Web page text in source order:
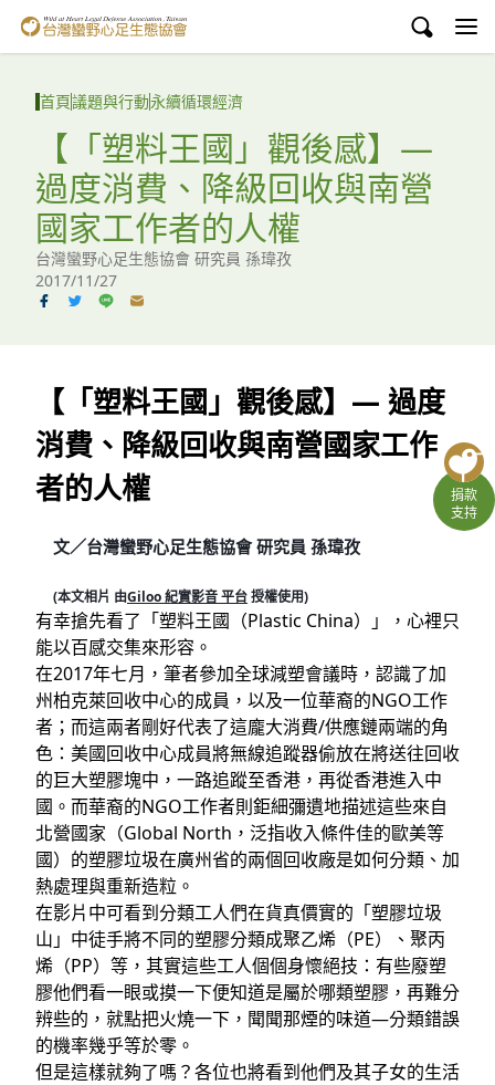
台灣蠻野心足生態協會
議題與行動
環境教育
白海豚媽祖宮
支持蠻野
YouTube
捐款
支持
首頁議題與行動永續循環經濟
【「塑料王國」觀後感】—
過度消費、降級回收與南營
國家工作者的人權
台灣蠻野心足生態協會 研究員 孫瑋孜
2017/11/27
【「塑料王國」觀後感】— 過度
消費、降級回收與南營國家工作
者的人權
文／台灣蠻野心足生態協會 研究員 孫瑋孜
(本文相片 由Giloo 紀實影音 平台 授權使用)
有幸搶先看了「塑料王國（Plastic China）」，心裡只
能以百感交集來形容。
在2017年七月，筆者參加全球減塑會議時，認識了加
州柏克萊回收中心的成員，以及一位華裔的NGO工作
者；而這兩者剛好代表了這龐大消費/供應鏈兩端的角
色：美國回收中心成員將無線追蹤器偷放在將送往回收
的巨大塑膠塊中，一路追蹤至香港，再從香港進入中
國。而華裔的NGO工作者則鉅細彌遺地描述這些來自
北營國家（Global North，泛指收入條件佳的歐美等
國）的塑膠垃圾在廣州省的兩個回收廠是如何分類、加
熱處理與重新造粒。
在影片中可看到分類工人們在貨真價實的「塑膠垃圾
山」中徒手將不同的塑膠分類成聚乙烯（PE）、聚丙
烯（PP）等，其實這些工人個個身懷絕技：有些廢塑
膠他們看一眼或摸一下便知道是屬於哪類塑膠，再難分
辨些的，就點把火燒一下，聞聞那煙的味道—分類錯誤
的機率幾乎等於零。
但是這樣就夠了嗎？各位也將看到他們及其子女的生活